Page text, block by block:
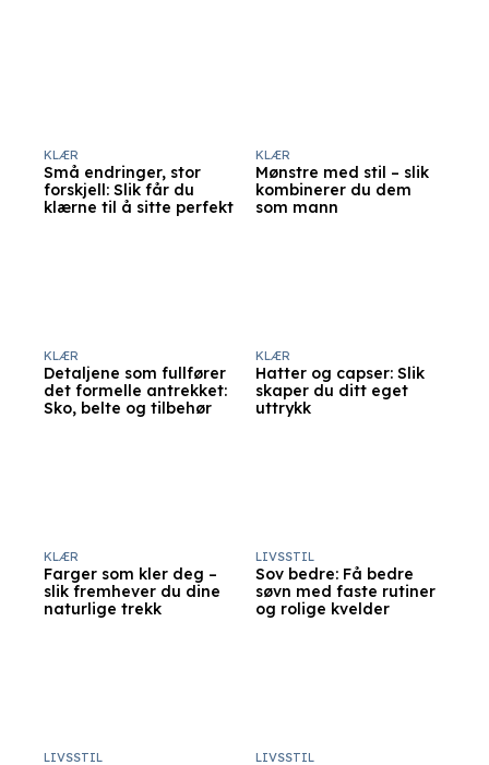
Små endringer, stor
forskjell: Slik får du
klærne til å sitte perfekt
KLÆR
Mønstre med stil – slik
kombinerer du dem
som mann
KLÆR
Detaljene som fullfører
det formelle antrekket:
Sko, belte og tilbehør
KLÆR
Hatter og capser: Slik
skaper du ditt eget
uttrykk
KLÆR
Farger som kler deg –
slik fremhever du dine
naturlige trekk
KLÆR
Sov bedre: Få bedre
søvn med faste rutiner
og rolige kvelder
LIVSSTIL
LIVSSTIL LIVSSTIL